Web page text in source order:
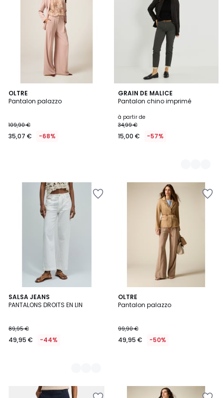
OLTRE
Pantalon palazzo
109,90 €
35,07 € -68%
GRAIN DE MALICE
Pantalon chino imprimé
à partir de
34,99 €
15,00 € -57%
2
Couleurs
SALSA JEANS
PANTALONS DROITS EN LIN
89,95 €
49,95 € -44%
2
Couleurs
OLTRE
Pantalon palazzo
99,90 €
49,95 € -50%